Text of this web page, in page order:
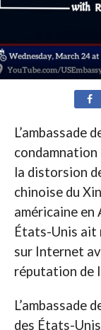
L’ambassade
la distorsion
chinoise du
américaine en
États-Unis ait
sur Internet
réputation de
L’ambassade
des États-